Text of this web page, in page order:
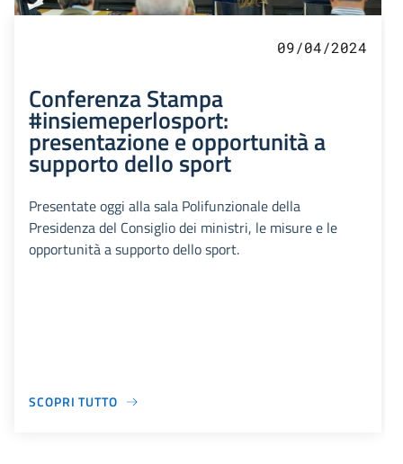
09/04/2024
Conferenza Stampa
#insiemeperlosport:
presentazione e opportunità a
supporto dello sport
Presentate oggi alla sala Polifunzionale della
Presidenza del Consiglio dei ministri, le misure e le
opportunità a supporto dello sport.
SCOPRI TUTTO